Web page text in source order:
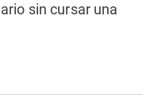
sin cursar una